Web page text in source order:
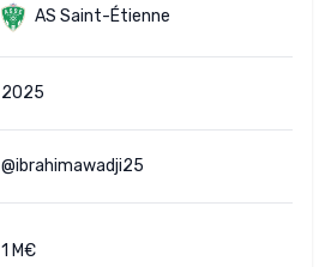
AS Saint-Étienne
2025
@ibrahimawadji25
1 M€